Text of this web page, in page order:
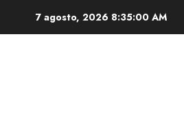
7 agosto, 2026 8:35:01 AM